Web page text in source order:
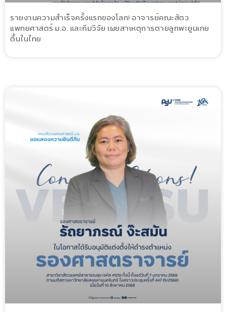
รายงานความสำเร็จครั้งแรกของโลก! อาจารย์คณะสัตว
แพทยศาสตร์ ม.อ. และทีมวิจัย เผยสาเหตุการตายลูกพะยูนเกย
ตื้นในไทย